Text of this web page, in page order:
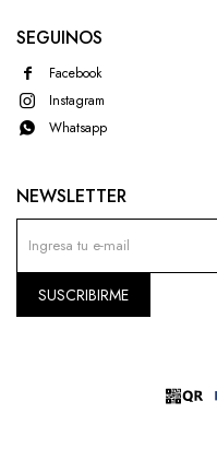
SEGUINOS
Facebook
Instagram
Whatsapp
NEWSLETTER
SUSCRIBIRME